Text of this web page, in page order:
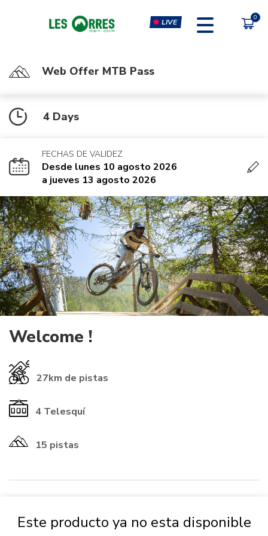
LIVE
Web Offer MTB Pass
4 Days
FECHAS DE VALIDEZ
Desde lunes 10 agosto 2026
a jueves 13 agosto 2026
Welcome !
27km de pistas
4 Telesquí
15 pistas
Este producto ya no esta disponible
MOUTAIN BIKE PASS
CHÈQUE CADEAU
CLIMBING & CLIP'N CLIMB
GYM, CARDIO & FITNESS
CLASSES
MASSAGES